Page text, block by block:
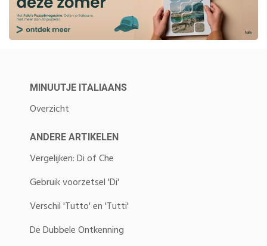
MINUUTJE ITALIAANS
Overzicht
ANDERE ARTIKELEN
Vergelijken: Di of Che
Gebruik voorzetsel 'Di'
Verschil 'Tutto' en 'Tutti'
De Dubbele Ontkenning